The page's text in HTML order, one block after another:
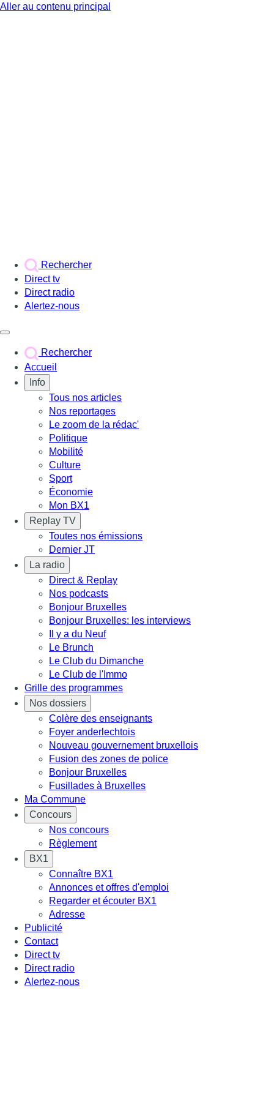
Aller au contenu principal
Rechercher
Direct tv
Direct radio
Alertez-nous
Rechercher
Accueil
Info
Tous nos articles
Nos reportages
Le zoom de la rédac'
Politique
Mobilité
Culture
Sport
Économie
Mon BX1
Replay TV
Toutes nos émissions
Dernier JT
La radio
Direct & Replay
Nos podcasts
Bonjour Bruxelles
Bonjour Bruxelles: les interviews
Il y a du Neuf
Le Brunch
Le Club du Dimanche
Le Club de l'Immo
Grille des programmes
Nos dossiers
Colère des enseignants
Foyer anderlechtois
Nouveau gouvernement bruxellois
Fusion des zones de police
Bonjour Bruxelles
Fusillades à Bruxelles
Ma Commune
Concours
Nos concours
Règlement
BX1
Connaître BX1
Annonces et offres d'emploi
Regarder et écouter BX1
Adresse
Publicité
Contact
Direct tv
Direct radio
Alertez-nous